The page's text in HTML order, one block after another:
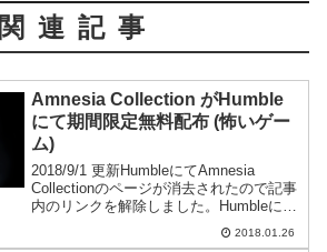
関連記事
Amnesia Collection がHumble
にて期間限定無料配布 (怖いゲー
ム)
2018/9/1 更新HumbleにてAmnesia
Collectionのページが消去されたので記事
内のリンクを解除しました。Humbleにて
怖いゲームAmnesia Collectionが期間限定
無料配布です。Amnesia Colle...
2018.01.26